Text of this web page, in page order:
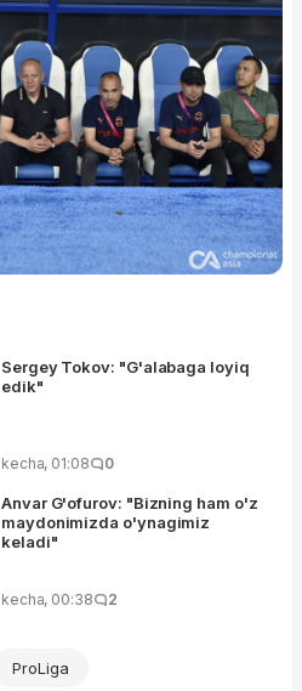
Sergey Tokov: "G'alabaga loyiq
edik"
kecha, 01:08 0
Anvar G'ofurov: "Bizning ham o'z
maydonimizda o'ynagimiz
keladi"
kecha, 00:38 2
ProLiga